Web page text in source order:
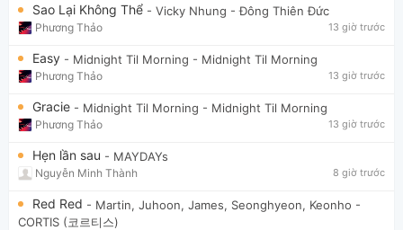
Sao Lại Không Thể - Vicky Nhung - Đông Thiên Đức
Phương Thảo 13 giờ trước
Easy - Midnight Til Morning - Midnight Til Morning
Phương Thảo 13 giờ trước
Gracie - Midnight Til Morning - Midnight Til Morning
Phương Thảo 13 giờ trước
Hẹn lần sau - MAYDAYs
Nguyễn Minh Thành 8 giờ trước
Red Red - Martin, Juhoon, James, Seonghyeon, Keonho -
CORTIS (코르티스)